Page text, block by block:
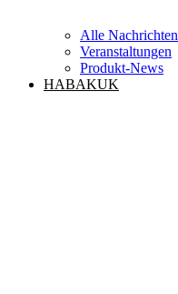
Alle Nachrichten
Veranstaltungen
Produkt-News
HABAKUK